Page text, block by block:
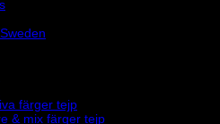
färger tejp
& mix färger tejp